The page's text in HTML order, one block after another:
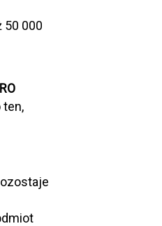
50 000
ten,